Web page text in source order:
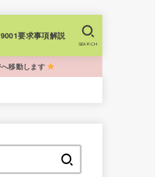
要求事項解説
SEARCH
移動します